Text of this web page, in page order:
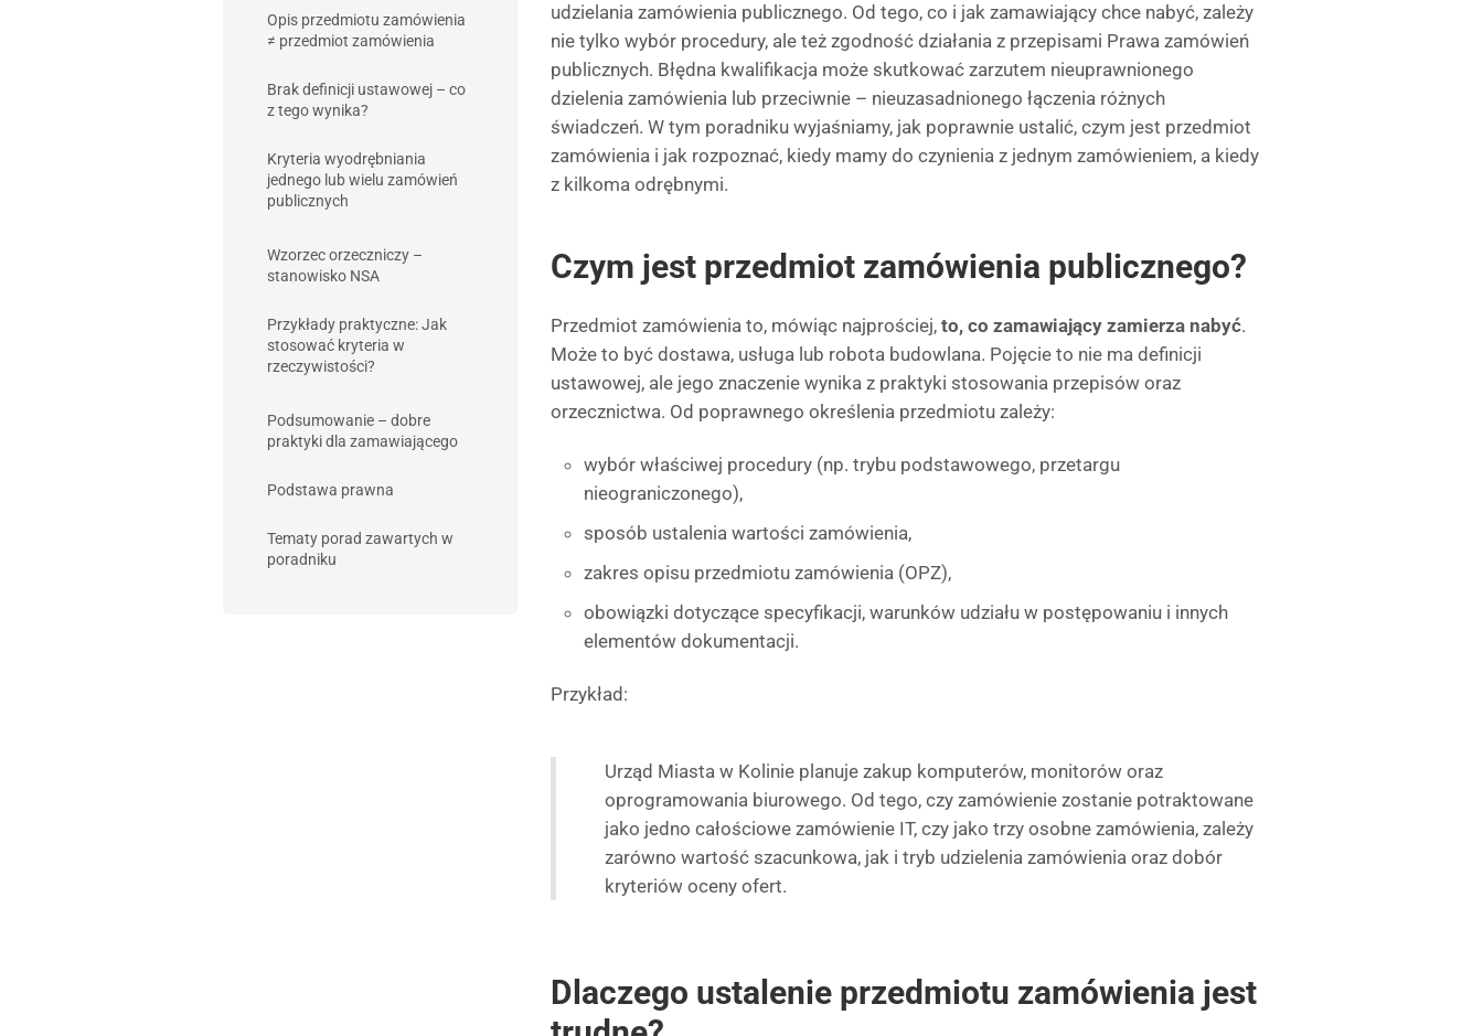
Opis przedmiotu zamówienia
≠ przedmiot zamówienia
Brak definicji ustawowej – co
z tego wynika?
Kryteria wyodrębniania
jednego lub wielu zamówień
publicznych
Wzorzec orzeczniczy –
stanowisko NSA
Przykłady praktyczne: Jak
stosować kryteria w
rzeczywistości?
Podsumowanie – dobre
praktyki dla zamawiającego
Podstawa prawna
Tematy porad zawartych w
poradniku
udzielania zamówienia publicznego. Od tego, co i jak zamawiający chce nabyć, zależy
nie tylko wybór procedury, ale też zgodność działania z przepisami Prawa zamówień
publicznych. Błędna kwalifikacja może skutkować zarzutem nieuprawnionego
dzielenia zamówienia lub przeciwnie – nieuzasadnionego łączenia różnych
świadczeń. W tym poradniku wyjaśniamy, jak poprawnie ustalić, czym jest przedmiot
zamówienia i jak rozpoznać, kiedy mamy do czynienia z jednym zamówieniem, a kiedy
z kilkoma odrębnymi.
Czym jest przedmiot zamówienia publicznego?
Przedmiot zamówienia to, mówiąc najprościej, to, co zamawiający zamierza nabyć.
Może to być dostawa, usługa lub robota budowlana. Pojęcie to nie ma definicji
ustawowej, ale jego znaczenie wynika z praktyki stosowania przepisów oraz
orzecznictwa. Od poprawnego określenia przedmiotu zależy:
wybór właściwej procedury (np. trybu podstawowego, przetargu
nieograniczonego),
sposób ustalenia wartości zamówienia,
zakres opisu przedmiotu zamówienia (OPZ),
obowiązki dotyczące specyfikacji, warunków udziału w postępowaniu i innych
elementów dokumentacji.
Przykład:
Urząd Miasta w Kolinie planuje zakup komputerów, monitorów oraz
oprogramowania biurowego. Od tego, czy zamówienie zostanie potraktowane
jako jedno całościowe zamówienie IT, czy jako trzy osobne zamówienia, zależy
zarówno wartość szacunkowa, jak i tryb udzielenia zamówienia oraz dobór
kryteriów oceny ofert.
Dlaczego ustalenie przedmiotu zamówienia jest